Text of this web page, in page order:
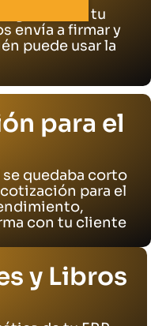
con tu
envía a firmar y
puede usar la
para el
se quedaba corto
para el
con tu cliente
y Libros